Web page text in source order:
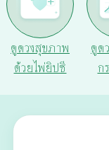
ดูดวงสุขภาพ
ด้วยไพ่ยิปซี
ดูด
ก